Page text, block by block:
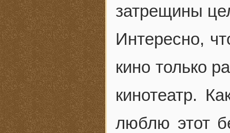
затрещины
Интересно,
кино только
кинотеатр.
люблю этот